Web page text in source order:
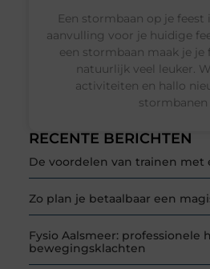
RECENTE BERICHTEN
De voordelen van trainen met
Zo plan je betaalbaar een
Fysio Aalsmeer: professionele
bewegingsklachten
Een stormbaan op je feest
aanvulling voor je huidige
een stormbaan maak je je
natuurlijk veel leuker.
activiteiten en hallo
stormbanen